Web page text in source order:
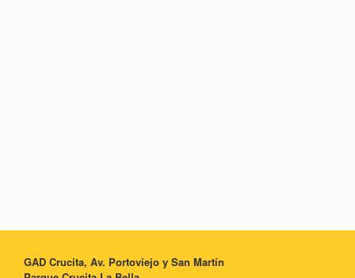
GAD Crucita, Av. Portoviejo y San Martín